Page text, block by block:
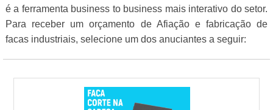
é a ferramenta business to business mais interativo do setor.
Para receber um orçamento de Afiação e fabricação de
facas industriais, selecione um dos anuciantes a seguir: